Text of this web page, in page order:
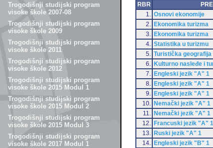
Trogodišnji studijski program
visoke škole 2007-08
Trogodišnji studijski program
visoke škole 2009
Trogodišnji studijski program
visoke škole 2011
Trogodišnji studijski program
visoke škole 2012
Trogodišnji studijski program
visoke škole 2015 Modul 1
Trogodišnji studijski program
visoke škole 2015 Modul 2
Trogodišnji studijski program
visoke škole 2015 Modul 3
Trogodišnji studijski program
visoke škole 2017 Modul 1
RBR
1.
Osnovi ekonomije
2.
Ekonomika turizma
3.
Ekonomika turizma
4.
Statistika u turizmu
5.
Turistička geografija
6.
Kulturno nasleđe i
7.
Engleski jezik "A" 1
8.
Engleski jezik "A" 1
9.
Engleski jezik "A" 1
10.
Nemački jezik "A" 1
11.
Nemački jezik "A" 1
12.
Francuski jezik "A" 1
13.
Ruski jezik "A" 1
14.
Engleski jezik "B" 1